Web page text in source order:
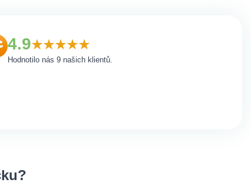
4.9
Hodnotilo nás 9 našich klientů.